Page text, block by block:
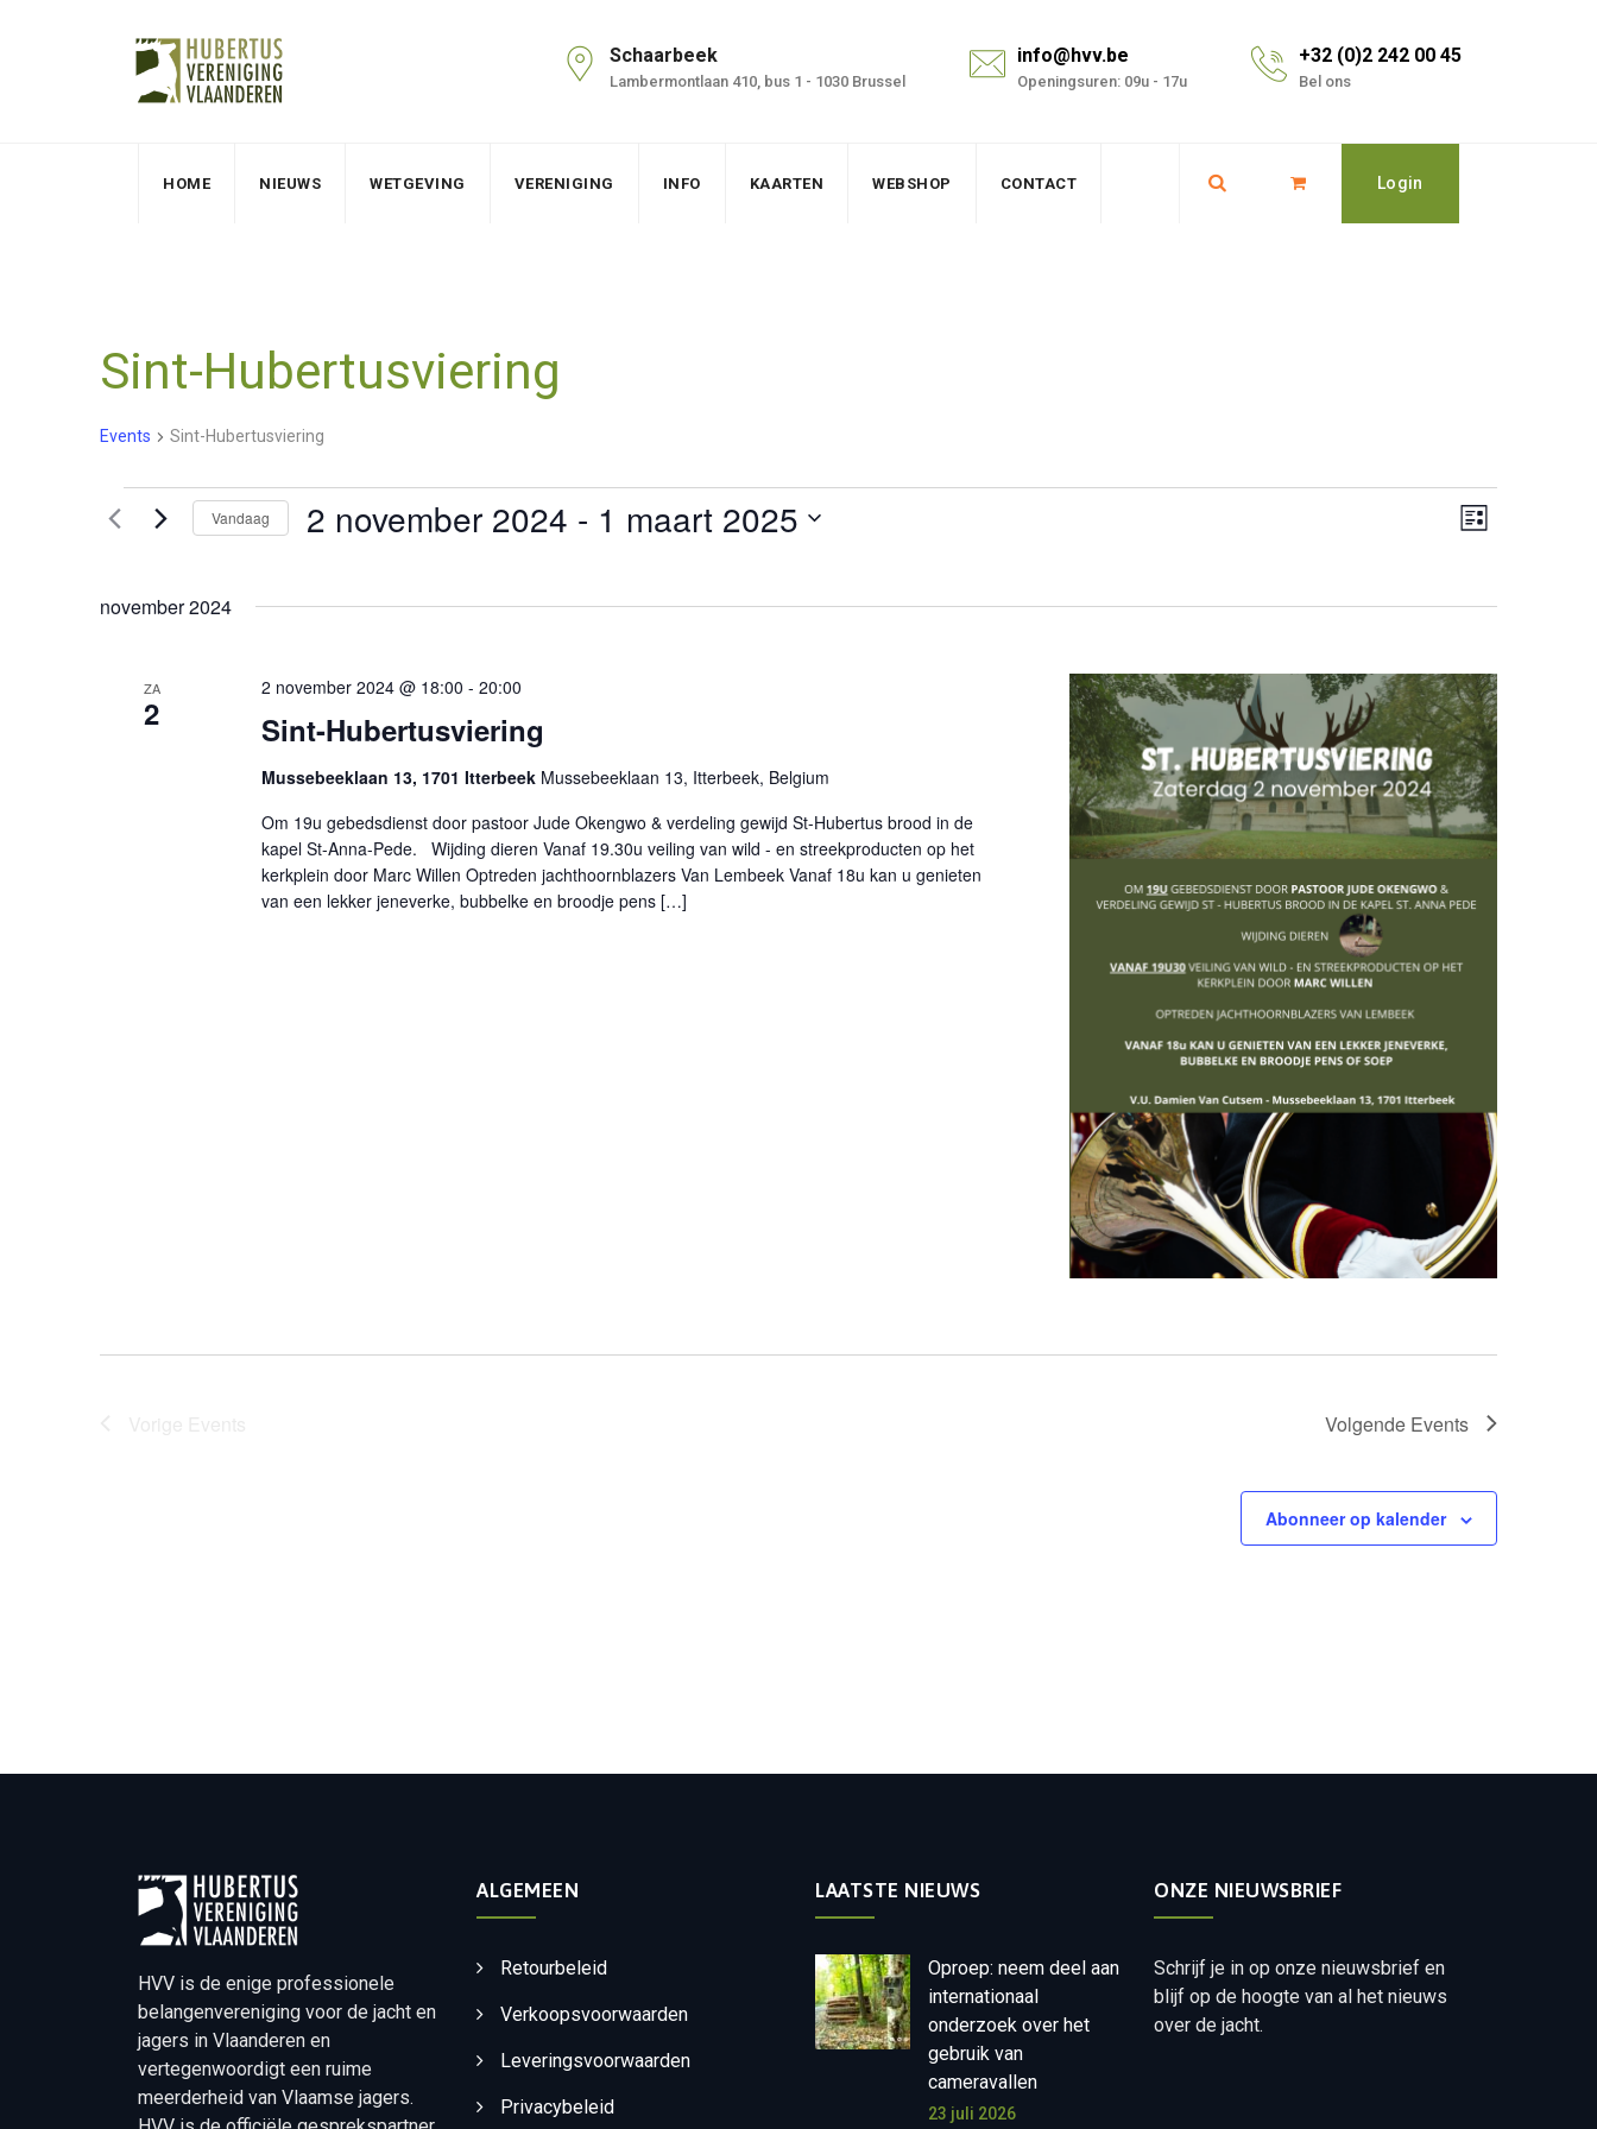
Schaarbeek
Lambermontlaan 410, bus 1 - 1030 Brussel
info@hvv.be
Openingsuren: 09u - 17u
+32 (0)2 242 00 45
Bel ons
HOME NIEUWS WETGEVING VERENIGING INFO KAARTEN WEBSHOP CONTACT Login
Sint-Hubertusviering
Events Sint-Hubertusviering
Events
Views
Event
Lijst
Vandaag 2 november 2024 - 1 maart 2025
november 2024
ZA
2 Sint-Hubertusviering
2 november 2024 @ 18:00 - 20:00
Mussebeeklaan 13, 1701 Itterbeek Mussebeeklaan 13, Itterbeek, Belgium
Om 19u gebedsdienst door pastoor Jude Okengwo & verdeling gewijd St-Hubertus brood in de
kapel St-Anna-Pede. Wijding dieren Vanaf 19.30u veiling van wild - en streekproducten op het
kerkplein door Marc Willen Optreden jachthoornblazers Van Lembeek Vanaf 18u kan u genieten
van een lekker jeneverke, bubbelke en broodje pens […]
Volgende Events
Abonneer op kalender
HVV is de enige professionele
belangenvereniging voor de jacht en
jagers in Vlaanderen en
vertegenwoordigt een ruime
meerderheid van Vlaamse jagers.
ALGEMEEN
Retourbeleid
Verkoopsvoorwaarden
Leveringsvoorwaarden
Privacybeleid
LAATSTE NIEUWS
Oproep: neem deel aan
internationaal
onderzoek over het
gebruik van
cameravallen
23 juli 2026
ONZE NIEUWSBRIEF
Schrijf je in op onze nieuwsbrief en
blijf op de hoogte van al het nieuws
over de jacht.